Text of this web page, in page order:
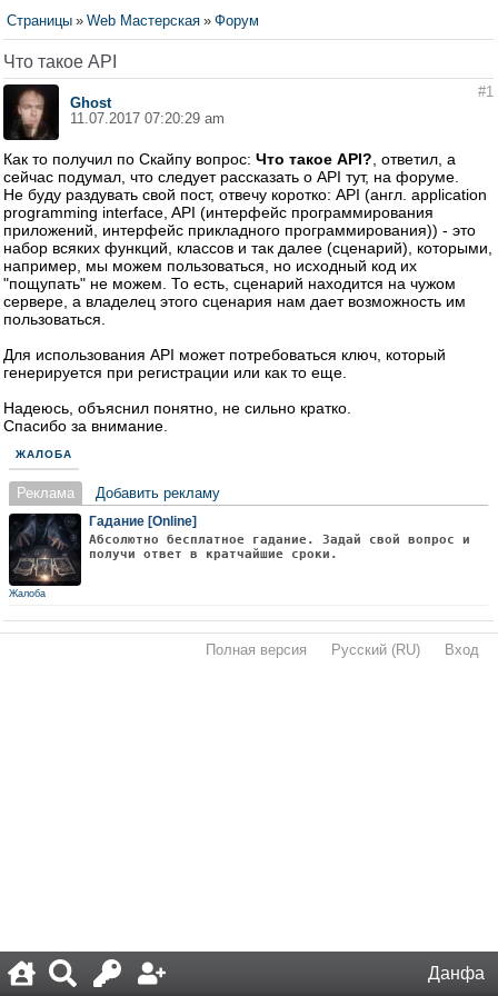
Данфа
Страницы » Web Мастерская » Форум
Что такое API
Ghost
11.07.2017 07:20:29 am
#1
Как то получил по Скайпу вопрос: Что такое API? , ответил, а
сейчас подумал, что следует рассказать о API тут, на форуме.
Не буду раздувать свой пост, отвечу коротко: API (англ. application
programming interface, API (интерфейс программирования
приложений, интерфейс прикладного программирования)) - это
набор всяких функций, классов и так далее (сценарий), которыми,
например, мы можем пользоваться, но исходный код их
"пощупать" не можем. То есть, сценарий находится на чужом
сервере, а владелец этого сценария нам дает возможность им
пользоваться.
Для использования API может потребоваться ключ, который
генерируется при регистрации или как то еще.
Надеюсь, объяснил понятно, не сильно кратко.
Спасибо за внимание.
ЖАЛОБА
Реклама Добавить рекламу
Гадание [Online]
Абсолютно бесплатное гадание. Задай свой вопрос и
получи ответ в кратчайшие сроки.
Жалоба
Полная версия Русский (RU) Вход